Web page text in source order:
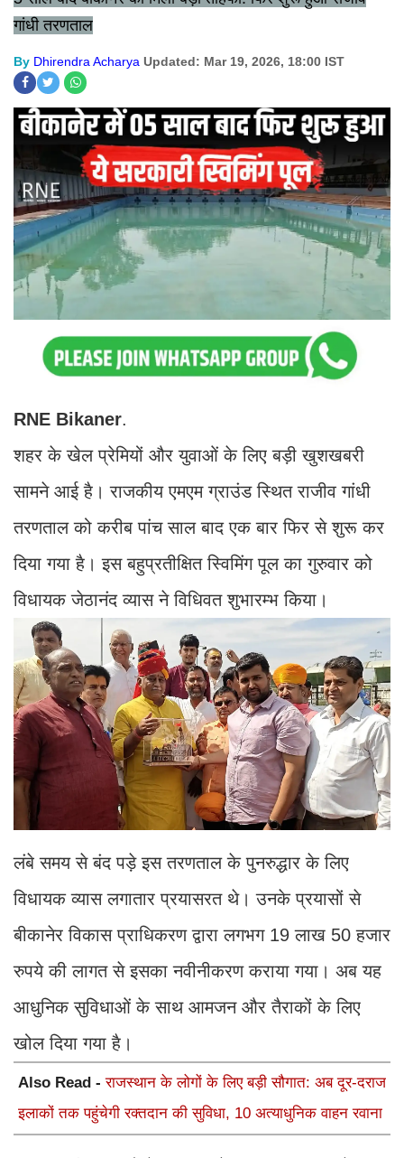
गांधी तरणताल
By Dhirendra Acharya Updated: Mar 19, 2026, 18:00 IST
RNE Bikaner.
शहर के खेल प्रेमियों और युवाओं के लिए बड़ी खुशखबरी
सामने आई है। राजकीय एमएम ग्राउंड स्थित राजीव गांधी
तरणताल को करीब पांच साल बाद एक बार फिर से शुरू कर
दिया गया है। इस बहुप्रतीक्षित स्विमिंग पूल का गुरुवार को
विधायक जेठानंद व्यास ने विधिवत शुभारम्भ किया।
लंबे समय से बंद पड़े इस तरणताल के पुनरुद्धार के लिए
विधायक व्यास लगातार प्रयासरत थे। उनके प्रयासों से
बीकानेर विकास प्राधिकरण द्वारा लगभग 19 लाख 50 हजार
रुपये की लागत से इसका नवीनीकरण कराया गया। अब यह
आधुनिक सुविधाओं के साथ आमजन और तैराकों के लिए
खोल दिया गया है।
Also Read -राजस्थान के लोगों के लिए बड़ी सौगात: अब दूर-दराज
इलाकों तक पहुंचेगी रक्तदान की सुविधा, 10 अत्याधुनिक वाहन रवाना